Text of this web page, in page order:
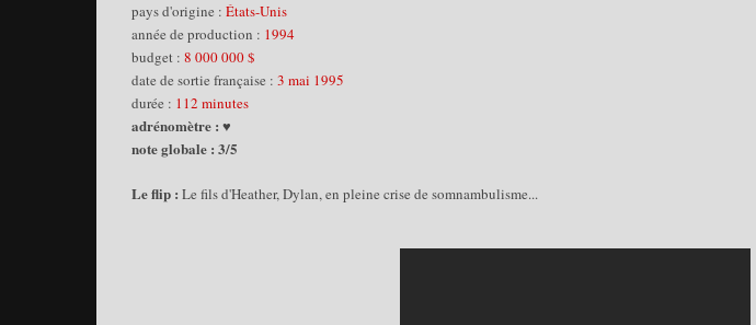
pays d'origine : États-Unis
année de production : 1994
budget : 8 000 000 $
date de sortie française : 3 mai 1995
durée : 112 minutes
adrénomètre : ♥
note globale : 3/5
Le flip : Le fils d'Heather, Dylan, en pleine crise de somnambulisme...